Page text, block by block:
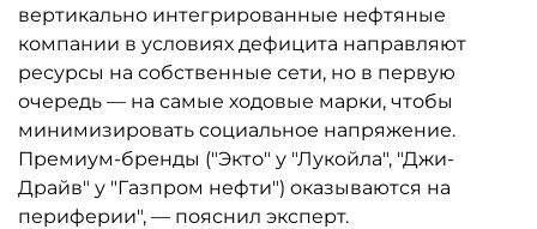
вертикально интегрированные нефтяные
компании в условиях дефицита направляют
ресурсы на собственные сети, но в первую
очередь — на самые ходовые марки, чтобы
минимизировать социальное напряжение.
Премиум-бренды ("Экто" у "Лукойла", "Джи-
Драйв" у "Газпром нефти") оказываются на
периферии", — пояснил эксперт.